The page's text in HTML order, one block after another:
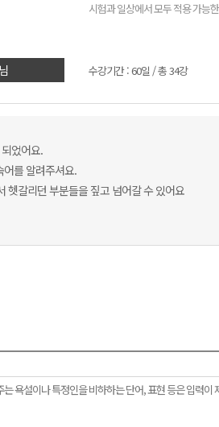
시험과 일상에서 모두 적용 가능
수강기간 : 60일 / 총 34강
었어요.
를 알려주셔요.
헷갈리던 부분들을 짚고 넘어갈 수 있어요